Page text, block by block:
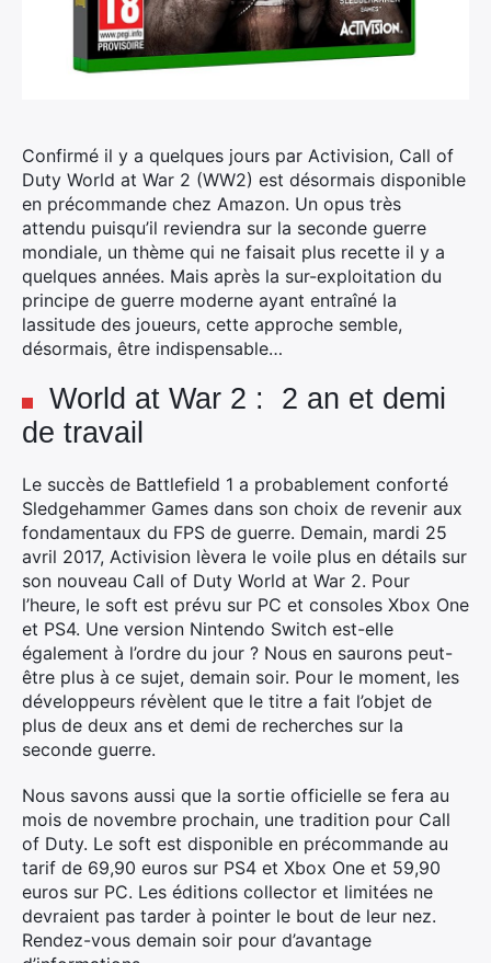
Confirmé il y a quelques jours par Activision, Call of
Duty World at War 2 (WW2) est désormais disponible
en précommande chez Amazon. Un opus très
attendu puisqu’il reviendra sur la seconde guerre
mondiale, un thème qui ne faisait plus recette il y a
quelques années. Mais après la sur-exploitation du
principe de guerre moderne ayant entraîné la
lassitude des joueurs, cette approche semble,
désormais, être indispensable…
World at War 2 : 2 an et demi
de travail
Le succès de Battlefield 1 a probablement conforté
Sledgehammer Games dans son choix de revenir aux
fondamentaux du FPS de guerre. Demain, mardi 25
avril 2017, Activision lèvera le voile plus en détails sur
son nouveau Call of Duty World at War 2. Pour
l’heure, le soft est prévu sur PC et consoles Xbox One
et PS4. Une version Nintendo Switch est-elle
également à l’ordre du jour ? Nous en saurons peut-
être plus à ce sujet, demain soir. Pour le moment, les
développeurs révèlent que le titre a fait l’objet de
plus de deux ans et demi de recherches sur la
seconde guerre.
Nous savons aussi que la sortie officielle se fera au
mois de novembre prochain, une tradition pour Call
of Duty. Le soft est disponible en précommande au
tarif de 69,90 euros sur PS4 et Xbox One et 59,90
euros sur PC. Les éditions collector et limitées ne
devraient pas tarder à pointer le bout de leur nez.
Rendez-vous demain soir pour d’avantage